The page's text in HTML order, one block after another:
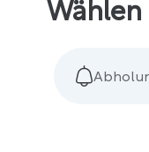
Wählen